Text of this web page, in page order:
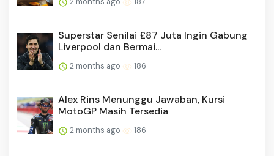
Superstar Senilai £87 Juta Ingin Gabung
Liverpool dan Bermai...
2 months ago 186
Alex Rins Menunggu Jawaban, Kursi
MotoGP Masih Tersedia
2 months ago 186